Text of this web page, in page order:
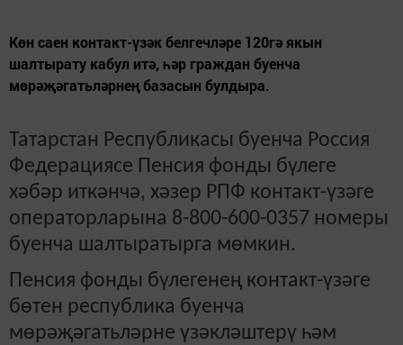
Көн саен контакт-үзәк белгечләре 120гә якын
шалтырату кабул итә, һәр граждан буенча
мөрәҗәгатьләрнең базасын булдыра.
Татарстан Республикасы буенча Россия
Федерациясе Пенсия фонды бүлеге
хәбәр иткәнчә, хәзер РПФ контакт-үзәге
операторларына 8-800-600-0357 номеры
буенча шалтыратырга мөмкин.
Пенсия фонды бүлегенең контакт-үзәге
бөтен республика буенча
мөрәҗәгатьләрне үзәкләштерү һәм